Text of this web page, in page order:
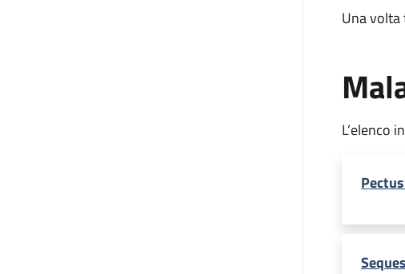
Una volta
L’elenco